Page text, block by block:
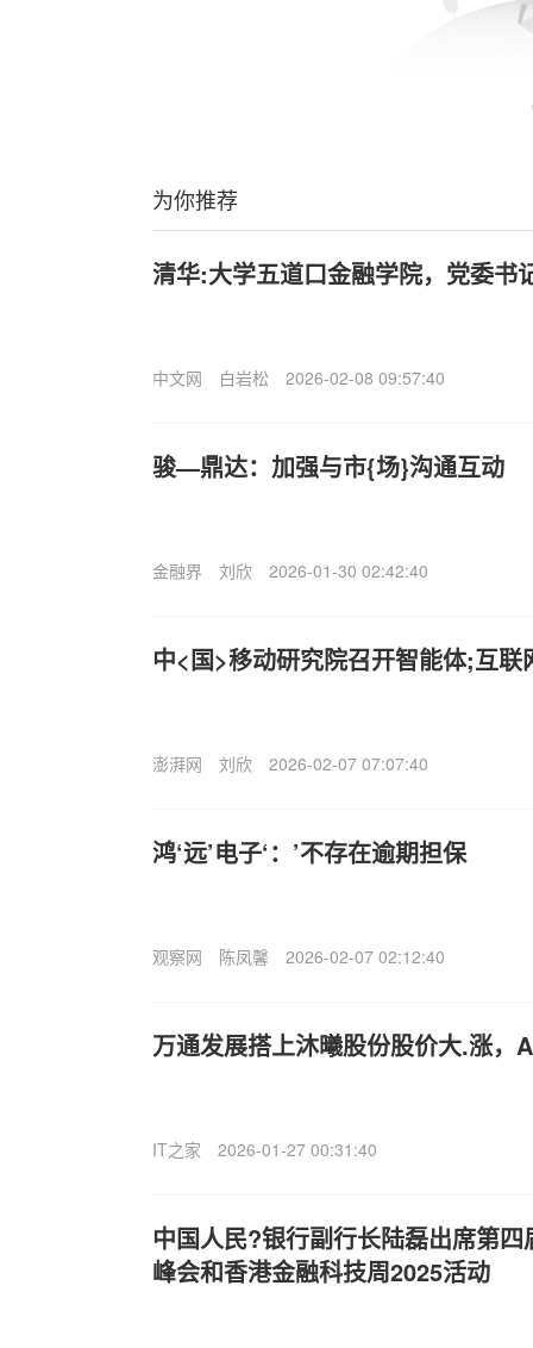
为你推荐
清华:大学五道口金融学院，党委书
中文网 白岩松 2026-02-08 09:57:40
骏—鼎达：加强与市{场}沟通互动
金融界 刘欣 2026-01-30 02:42:40
中<国>移动研究院召开智能体;互
澎湃网 刘欣 2026-02-07 07:07:40
鸿‘远’电子‘：’不存在逾期担保
观察网 陈凤馨 2026-02-07 02:12:40
万通发展搭上沐曦股份股价大.涨，
IT之家 2026-01-27 00:31:40
中国人民?银行副行长陆磊出席第
峰会和香港金融科技周2025活动